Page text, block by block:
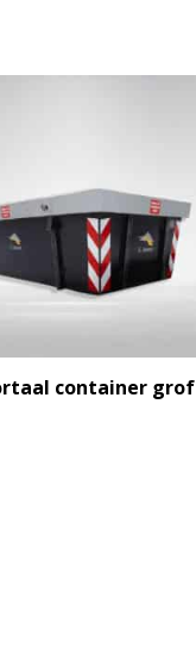
container grof